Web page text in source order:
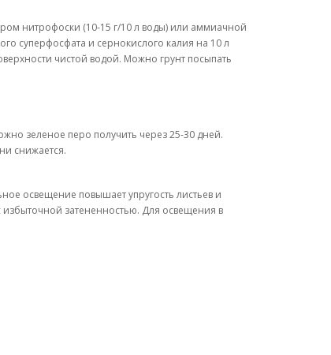
нитрофоски (10-15 г/10 л воды) или аммиачной
суперфосфата и сернокислого калия на 10 л
чистой водой. Можно грунт посыпать
зеленое перо получить через 25-30 дней.
снижается.
освещение повышает упругость листьев и
затененностью. Для освещения в